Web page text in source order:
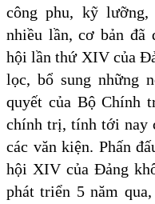
công phu, kỹ
nhiều lần, cơ bản đã
hội lần thứ XIV của
lọc, bổ sung những
quyết của Bộ Chính
chính trị, tính tới nay
các văn kiện. Phấn
hội XIV của Đảng
phát triển 5 năm